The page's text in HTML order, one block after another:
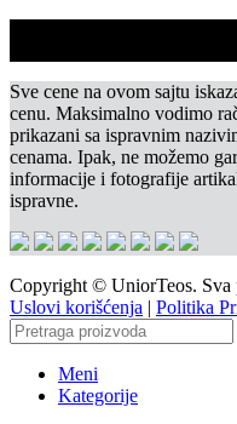
Sve cene na ovom sajtu
cenu. Maksimalno vodimo
prikazani sa ispravnim
cenama. Ipak, ne možemo
informacije i fotografije
ispravne.
Copyright © UniorTeos. Sva
Uslovi korišćenja | Politika
Meni
Kategorije